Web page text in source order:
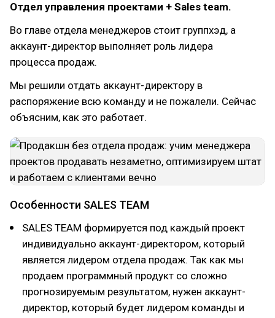
Отдел управления проектами + Sales team.
Во главе отдела менеджеров стоит группхэд, а
аккаунт-директор выполняет роль лидера
процесса продаж.
Мы решили отдать аккаунт-директору в
распоряжение всю команду и не пожалели. Сейчас
объясним, как это работает.
Особенности SALES TEAM
SALES TEAM формируется под каждый проект
индивидуально аккаунт-директором, который
является лидером отдела продаж. Так как мы
продаем программный продукт со сложно
прогнозируемым результатом, нужен аккаунт-
директор, который будет лидером команды и